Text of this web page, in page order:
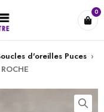
0
d'oreilles Puces ›